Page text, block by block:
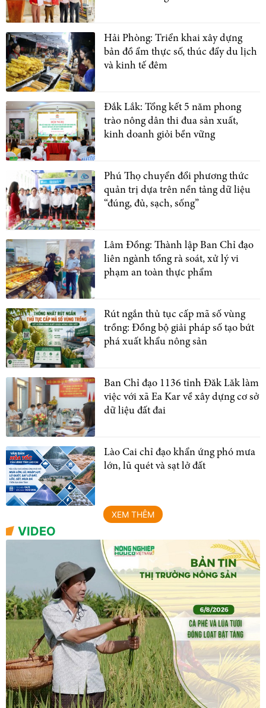
Hải Phòng: Triển khai xây dựng
bản đồ ẩm thực số, thúc đẩy du lịch
và kinh tế đêm
Đắk Lắk: Tổng kết 5 năm phong
trào nông dân thi đua sản xuất,
kinh doanh giỏi bền vững
Phú Thọ chuyển đổi phương thức
quản trị dựa trên nền tảng dữ liệu
“đúng, đủ, sạch, sống”
Lâm Đồng: Thành lập Ban Chỉ đạo
liên ngành tổng rà soát, xử lý vi
phạm an toàn thực phẩm
Rút ngắn thủ tục cấp mã số vùng
trồng: Đồng bộ giải pháp số tạo bứt
phá xuất khẩu nông sản
Ban Chỉ đạo 1136 tỉnh Đăk Lăk làm
việc với xã Ea Kar về xây dựng cơ sở
dữ liệu đất đai
Lào Cai chỉ đạo khẩn ứng phó mưa
lớn, lũ quét và sạt lở đất
XEM THÊM
VIDEO